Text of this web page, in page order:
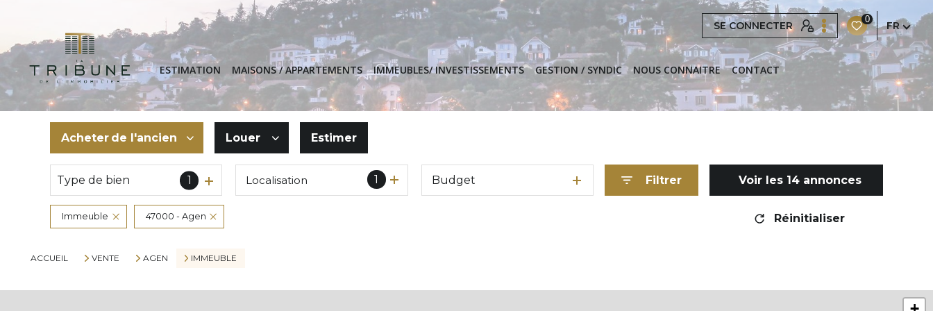
SE CONNECTER
0
FR
ESTIMATION MAISONS / APPARTEMENTS IMMEUBLES/ INVESTISSEMENTS GESTION / SYNDIC NOUS CONNAITRE CONTACT
Acheter de l'ancien
De l'ancien
De l'immo pro
Louer
à l'année
Estimer
Type de bien 1 1
Localisation Budget Filtrer Voir les 14annonces
Immeuble 47000 - Agen Réinitialiser
ACCUEIL VENTE AGEN IMMEUBLE